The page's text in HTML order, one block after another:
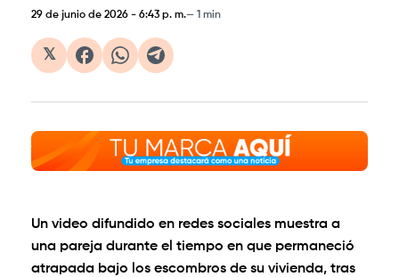
29 de junio de 2026 - 6:43 p. m. 1 min
𝕏
Un video difundido en redes sociales muestra a
una pareja durante el tiempo en que permaneció
atrapada bajo los escombros de su vivienda, tras